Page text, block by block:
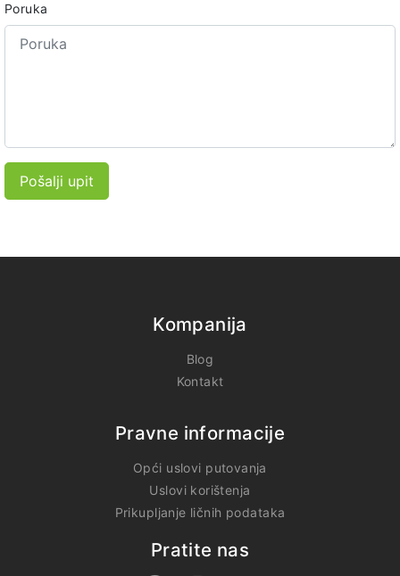
Poruka
Pošalji upit
Kompanija
Blog
Kontakt
Pravne informacije
Opći uslovi putovanja
Uslovi korištenja
Prikupljanje ličnih podataka
Pratite nas